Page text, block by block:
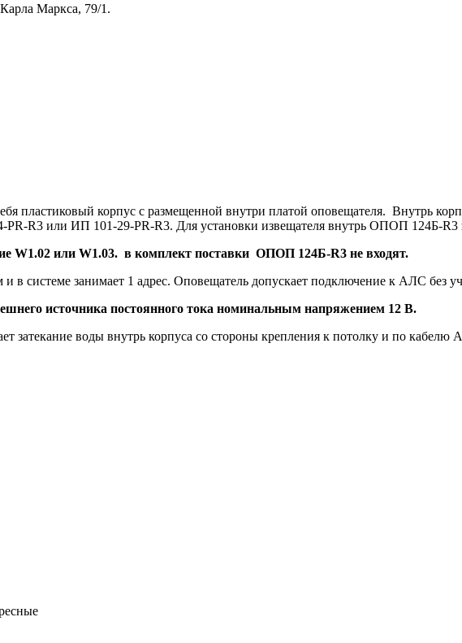
Маркса, 79/1.
пластиковый корпус с размещенной внутри платой оповещателя. Внутрь
R3 или ИП 101-29-PR-R3. Для установки извещателя внутрь ОПОП 124Б-R3
W1.02 или W1.03. в комплект поставки ОПОП 124Б-R3 не входят.
в системе занимает 1 адрес. Оповещатель допускает подключение к АЛС без
источника постоянного тока номинальным напряжением 12 В.
затекание воды внутрь корпуса со стороны крепления к потолку и по